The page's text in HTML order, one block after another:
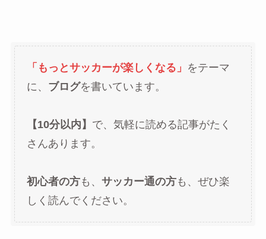
「もっとサッカーが楽しくなる」 をテーマ
に、 ブログを書いています。
【10分以内】 で、気軽に読める記事がたく
さんあります。
初心者の方も、 サッカー通の方も、ぜひ楽
しく読んでください。